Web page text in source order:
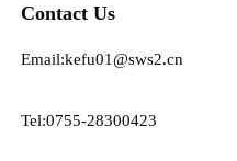
Contact Us
Email:kefu01@sws2.cn
Tel:0755-28300423